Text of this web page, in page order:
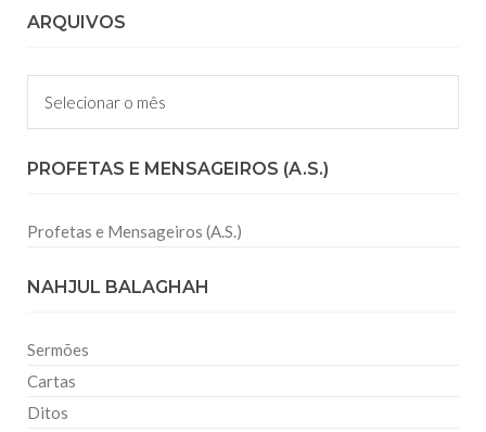
ARQUIVOS
Arquivos
PROFETAS E MENSAGEIROS (A.S.)
Profetas e Mensageiros (A.S.)
NAHJUL BALAGHAH
Sermões
Cartas
Ditos